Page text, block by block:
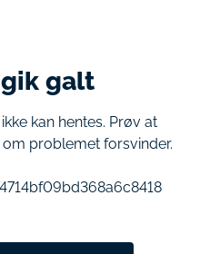
galt
kan hentes. Prøv at
problemet forsvinder.